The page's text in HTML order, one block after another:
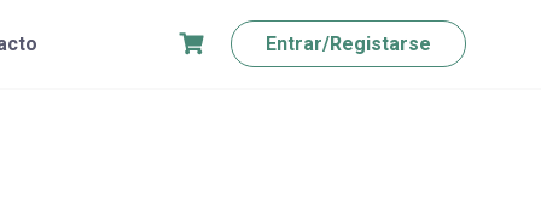
Entrar/Registarse